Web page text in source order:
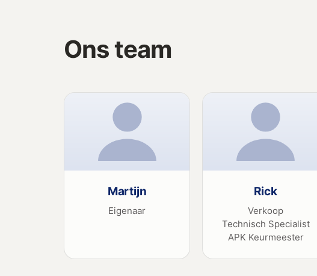
Ons team
Martijn
Eigenaar
Rick
Verkoop
Technisch Specialist
APK Keurmeester